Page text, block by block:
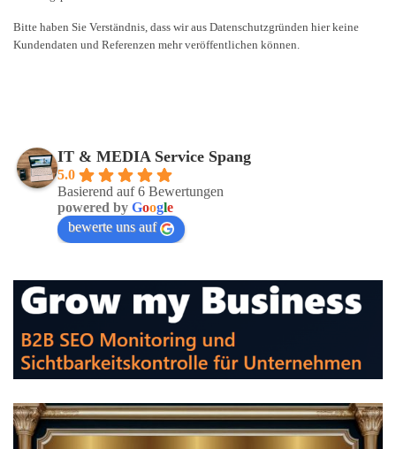
Bitte haben Sie Verständnis, dass wir aus Datenschutzgründen hier keine
Kundendaten und Referenzen mehr veröffentlichen können.
IT & MEDIA Service Spang
5.0
Basierend auf 6 Bewertungen
powered by Google
bewerte uns auf